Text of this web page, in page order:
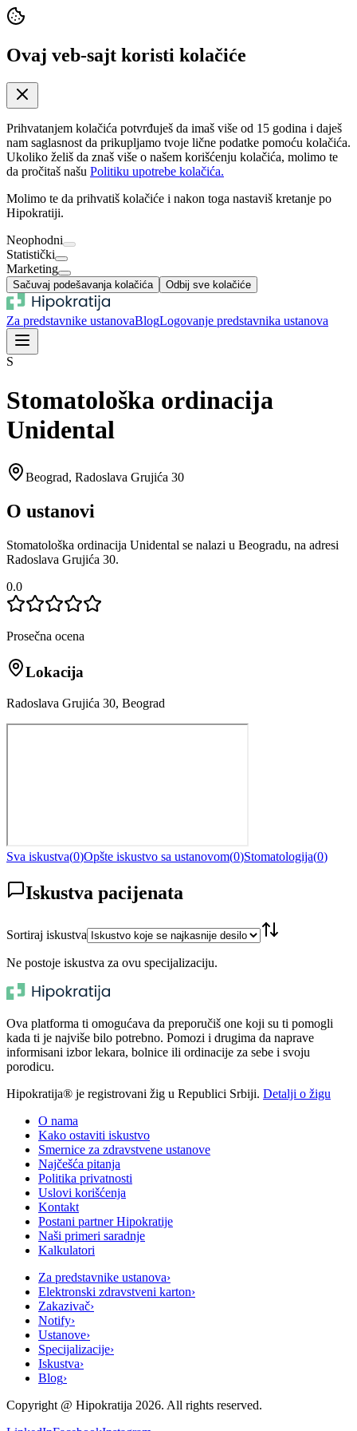
Ovaj veb-sajt koristi kolačiće
Prihvatanjem kolačića potvrđuješ da imaš više od 15 godina i daješ
nam saglasnost da prikupljamo tvoje lične podatke pomoću kolačića.
Ukoliko želiš da znaš više o našem korišćenju kolačića, molimo te
da pročitaš našu Politiku upotrebe kolačića.
Molimo te da prihvatiš kolačiće i nakon toga nastaviš kretanje po
Hipokratiji.
Neophodni
Statistički
Marketing
Sačuvaj podešavanja kolačića Odbij sve kolačiće
Za predstavnike ustanovaBlogLogovanje predstavnika ustanova
S
Stomatološka ordinacija
Unidental
Beograd, Radoslava Grujića 30
O ustanovi
Stomatološka ordinacija Unidental se nalazi u Beogradu, na adresi
Radoslava Grujića 30.
0.0
Prosečna ocena
Lokacija
Radoslava Grujića 30, Beograd
Sva iskustva(0)Opšte iskustvo sa ustanovom(0)Stomatologija(0)
Iskustva pacijenata
Sortiraj iskustva
Ne postoje iskustva za ovu specijalizaciju.
Ova platforma ti omogućava da preporučiš one koji su ti pomogli
kada ti je najviše bilo potrebno. Pomozi i drugima da naprave
informisani izbor lekara, bolnice ili ordinacije za sebe i svoju
porodicu.
Hipokratija® je registrovani žig u Republici Srbiji. Detalji o žigu
O nama
Kako ostaviti iskustvo
Smernice za zdravstvene ustanove
Najčešća pitanja
Politika privatnosti
Uslovi korišćenja
Kontakt
Postani partner Hipokratije
Naši primeri saradnje
Kalkulatori
Za predstavnike ustanova›
Elektronski zdravstveni karton›
Zakazivač›
Notify›
Ustanove›
Specijalizacije›
Iskustva›
Blog›
Copyright @ Hipokratija 2026. All rights reserved.